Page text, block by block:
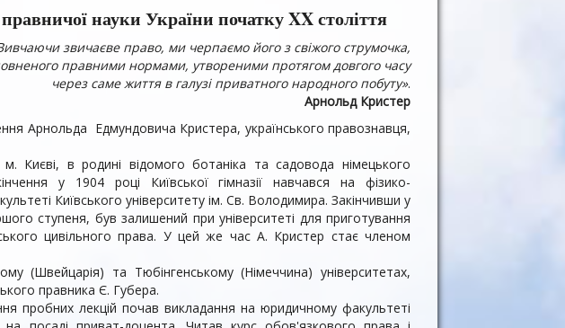
науки України початку XX століття
звичаєве право, ми черпаємо його з свіжого струмочка,
правними нормами, утвореними протягом довгого часу
через саме життя в галузі приватного народного побуту».
Арнольд Кристер
Арнольда Едмундовича Кристера, українського правознавця,
в родині відомого ботаніка та садовода німецького
у 1904 році Київської гімназії навчався на фізико-
Київського університету ім. Св. Володимира. Закінчивши у
ступеня, був залишений при університеті для приготування
цивільного права. У цей же час А. Кристер стає членом
(Швейцарія) та Тюбінгенському (Німеччина) університетах,
правника Є. Губера.
пробних лекцій почав викладання на юридичному факультеті